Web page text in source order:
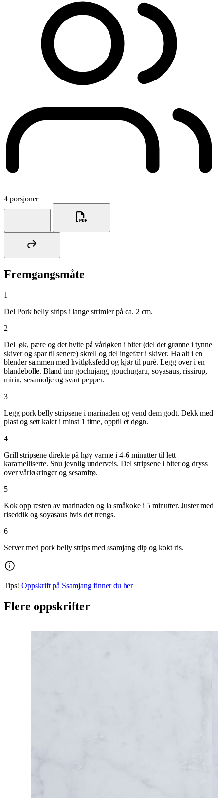
4 porsjoner
Fremgangsmåte
1
Del Pork belly strips i lange strimler på ca. 2 cm.
2
Del løk, pære og det hvite på vårløken i biter (del det grønne i tynne
skiver og spar til senere) skrell og del ingefær i skiver. Ha alt i en
blender sammen med hvitløksfedd og kjør til puré. Legg over i en
blandebolle. Bland inn gochujang, gouchugaru, soyasaus, rissirup,
mirin, sesamolje og svart pepper.
3
Legg pork belly stripsene i marinaden og vend dem godt. Dekk med
plast og sett kaldt i minst 1 time, opptil et døgn.
4
Grill stripsene direkte på høy varme i 4-6 minutter til lett
karamelliserte. Snu jevnlig underveis. Del stripsene i biter og dryss
over vårløkringer og sesamfrø.
5
Kok opp resten av marinaden og la småkoke i 5 minutter. Juster med
riseddik og soyasaus hvis det trengs.
6
Server med pork belly strips med ssamjang dip og kokt ris.
Tips! Oppskrift på Ssamjang finner du her
Flere oppskrifter